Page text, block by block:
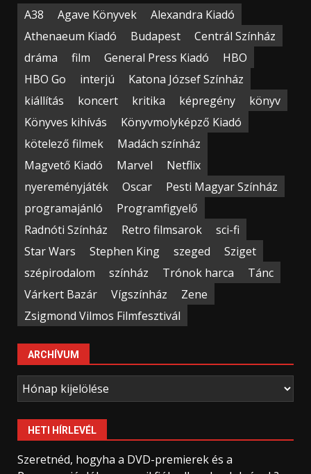
A38 Agave Könyvek
Alexandra Kiadó
Athenaeum Kiadó
Budapest
Centrál Színház
dráma
film General Press Kiadó
HBO
HBO Go
interjú
Katona József Színház
kiállítás
koncert kritika képregény
könyv
Könyves kihívás
Könyvmolyképző Kiadó
kötelező filmek
Madách színház
Magvető Kiadó
Marvel
Netflix
nyereményjáték
Oscar
Pesti Magyar Színház
programajánló
Programfigyelő
Radnóti Színház
Retro filmsarok
sci-fi
Star Wars
Stephen King szeged
Sziget
szépirodalom
színház Trónok harca
Tánc
Várkert Bazár
Vígszínház
Zene
Zsigmond Vilmos Filmfesztivál
ARCHÍVUM
Archívum
HETI HÍRLEVÉL
Szeretnéd, hogyha a DVD-premierek és a